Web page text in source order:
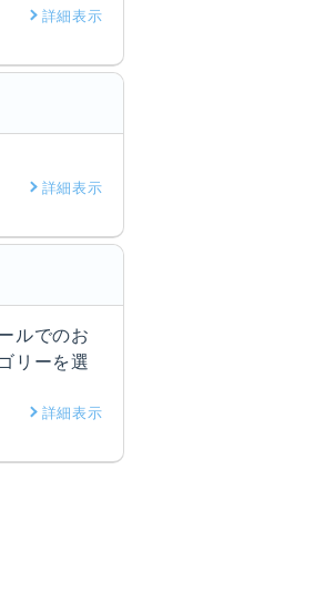
詳細表示
詳細表示
ルでのお
リーを選
詳細表示